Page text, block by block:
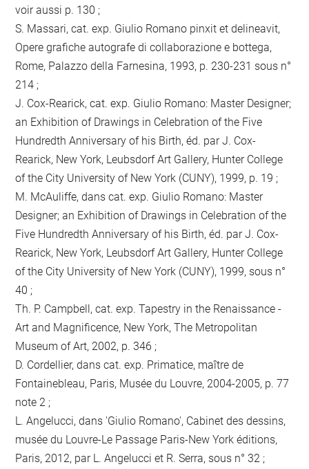
voir aussi p. 130 ;
S. Massari, cat. exp. Giulio Romano pinxit et delineavit,
Opere grafiche autografe di collaborazione e bottega,
Rome, Palazzo della Farnesina, 1993, p. 230-231 sous n°
214 ;
J. Cox-Rearick, cat. exp. Giulio Romano: Master Designer;
an Exhibition of Drawings in Celebration of the Five
Hundredth Anniversary of his Birth, éd. par J. Cox-
Rearick, New York, Leubsdorf Art Gallery, Hunter College
of the City University of New York (CUNY), 1999, p. 19 ;
M. McAuliffe, dans cat. exp. Giulio Romano: Master
Designer; an Exhibition of Drawings in Celebration of the
Five Hundredth Anniversary of his Birth, éd. par J. Cox-
Rearick, New York, Leubsdorf Art Gallery, Hunter College
of the City University of New York (CUNY), 1999, sous n°
40 ;
Th. P. Campbell, cat. exp. Tapestry in the Renaissance -
Art and Magnificence, New York, The Metropolitan
Museum of Art, 2002, p. 346 ;
D. Cordellier, dans cat. exp. Primatice, maître de
Fontainebleau, Paris, Musée du Louvre, 2004-2005, p. 77
note 2 ;
L. Angelucci, dans 'Giulio Romano', Cabinet des dessins,
musée du Louvre-Le Passage Paris-New York éditions,
Paris, 2012, par L. Angelucci et R. Serra, sous n° 32 ;